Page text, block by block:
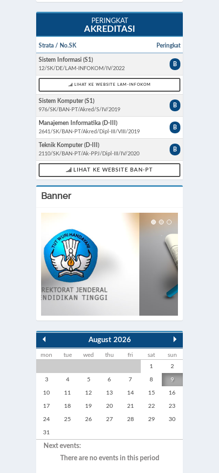
PERINGKAT
AKREDITASI
Strata / No.SK Peringkat
Sistem Informasi (S1)
12/SK/DE/LAM-INFOKOM/IV/2022
B
LIHAT KE WEBSITE LAM-INFOKOM
Sistem Komputer (S1)
976/SK/BAN-PT/Akred/S/IV/2019
B
Manajemen Informatika (D-III)
2641/SK/BAN-PT/Akred/Dipl-III/VIII/2019
B
Teknik Komputer (D-III)
2110/SK/BAN-PT/Ak-PPJ/Dipl-III/IV/2020
B
LIHAT KE WEBSITE BAN-PT
Banner
August 2026
mon tue wed thu fri sat
sun
1
2
3 4 5 6 7 8 9
10 11 12 13 14 15 16
17 18 19 20 21 22 23
24 25 26 27 28 29 30
31
Next events:
There are no events in this period